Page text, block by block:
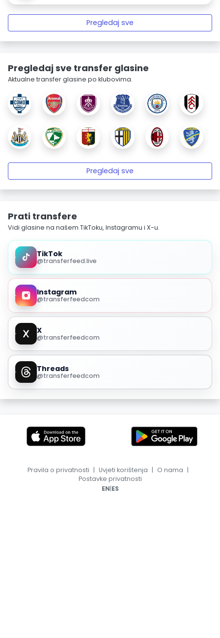
Pregledaj sve
Pregledaj sve transfer glasine
Aktualne transfer glasine po klubovima.
Pregledaj sve
Prati transfere
Vidi glasine na našem TikToku, Instagramu i X-u.
TikTok
@transferfeed.live
Instagram
@transferfeedcom
X
@transferfeedcom
Threads
@transferfeedcom
Pravila o privatnosti | Uvjeti korištenja | O nama |
Postavke privatnosti
EN|ES